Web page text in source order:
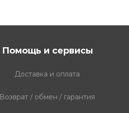
Помощь и сервисы
Доставка и оплата
Возврат / обмен / гарантия